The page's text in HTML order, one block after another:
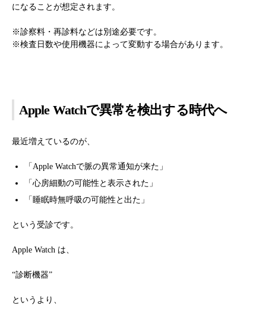
になることが想定されます。
※診察料・再診料などは別途必要です。
※検査日数や使用機器によって変動する場合があります。
Apple Watchで異常を検出する時代へ
最近増えているのが、
「Apple Watchで脈の異常通知が来た」
「心房細動の可能性と表示された」
「睡眠時無呼吸の可能性と出た」
という受診です。
Apple Watch は、
“診断機器”
というより、